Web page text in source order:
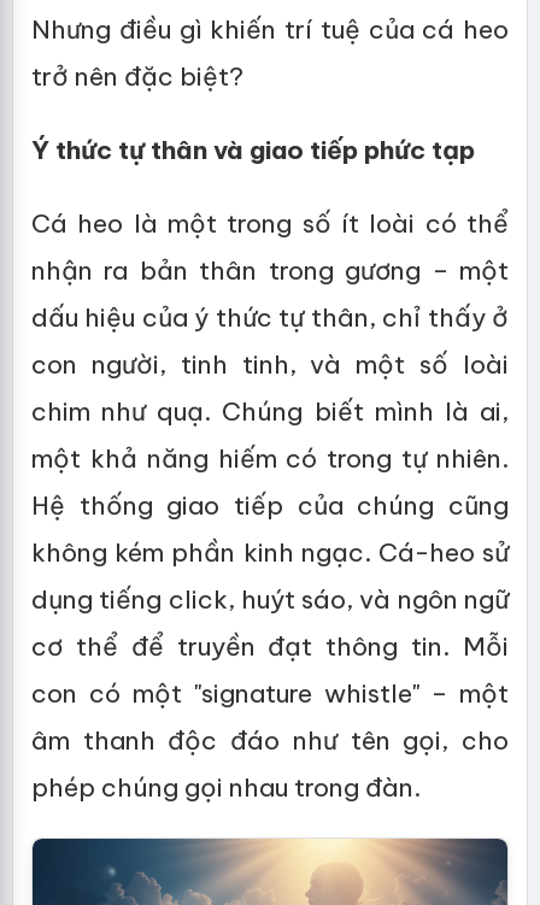
Nhưng điều gì khiến trí tuệ của cá heo
trở nên đặc biệt?
Ý thức tự thân và giao tiếp phức tạp
Cá heo là một trong số ít loài có thể
nhận ra bản thân trong gương – một
dấu hiệu của ý thức tự thân, chỉ thấy ở
con người, tinh tinh, và một số loài
chim như quạ. Chúng biết mình là ai,
một khả năng hiếm có trong tự nhiên.
Hệ thống giao tiếp của chúng cũng
không kém phần kinh ngạc. Cá-heo sử
dụng tiếng click, huýt sáo, và ngôn ngữ
cơ thể để truyền đạt thông tin. Mỗi
con có một "signature whistle" – một
âm thanh độc đáo như tên gọi, cho
phép chúng gọi nhau trong đàn.